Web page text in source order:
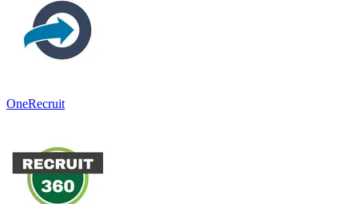
OneRecruit